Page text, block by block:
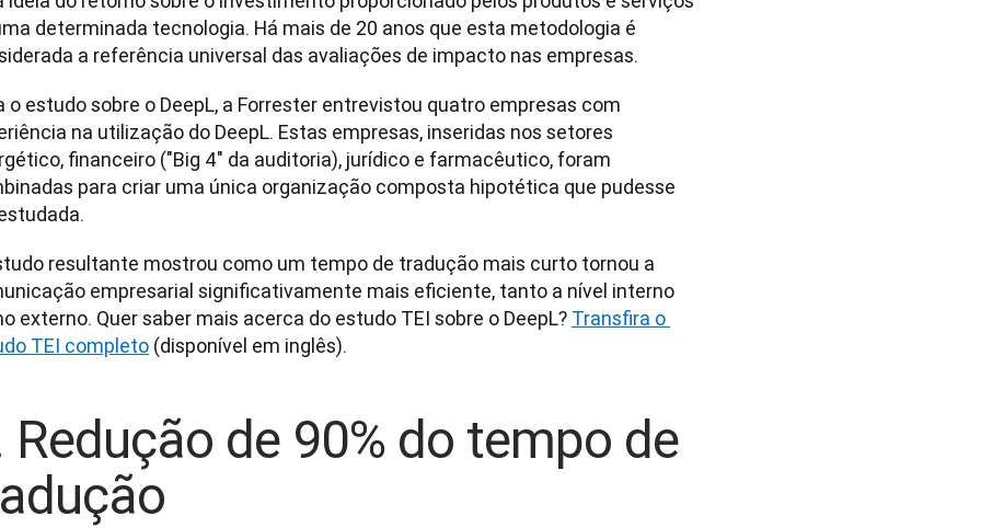
determinada tecnologia. Há mais de 20 anos que esta metodologia é
a referência universal das avaliações de impacto nas empresas.
o estudo sobre o DeepL, a Forrester entrevistou quatro empresas com
na utilização do DeepL. Estas empresas, inseridas nos setores
financeiro ("Big 4" da auditoria), jurídico e farmacêutico, foram
para criar uma única organização composta hipotética que pudesse
resultante mostrou como um tempo de tradução mais curto tornou a
empresarial significativamente mais eficiente, tanto a nível interno
externo. Quer saber mais acerca do estudo TEI sobre o DeepL? Transfira o
TEI completo
Redução de 90% do tempo de